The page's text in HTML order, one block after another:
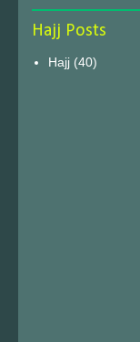
Hajj Posts
Hajj (40)